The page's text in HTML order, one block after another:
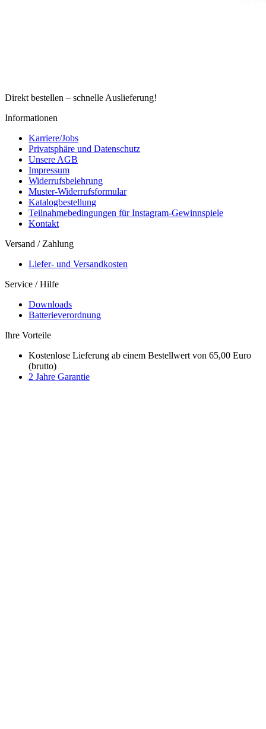
Direkt bestellen – schnelle Auslieferung!
Informationen
Karriere/Jobs
Privatsphäre und Datenschutz
Unsere AGB
Impressum
Widerrufsbelehrung
Muster-Widerrufsformular
Katalogbestellung
Teilnahmebedingungen für Instagram-Gewinnspiele
Kontakt
Versand / Zahlung
Liefer- und Versandkosten
Service / Hilfe
Downloads
Batterieverordnung
Ihre Vorteile
Kostenlose Lieferung ab einem Bestellwert von 65,00 Euro
(brutto)
2 Jahre Garantie